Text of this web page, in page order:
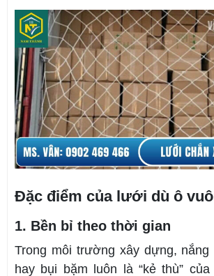
Đặc điểm của lưới dù ô
1. Bền bỉ theo thời gian
Trong môi trường xây dựng,
hay bụi bặm luôn là “kẻ thù”